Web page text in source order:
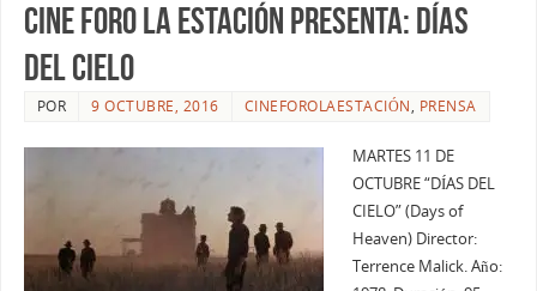
CINE FORO LA ESTACIÓN PRESENTA: DÍAS
DEL CIELO
POR 9 OCTUBRE, 2016 CINEFOROLAESTACIÓN, PRENSA
MARTES 11 DE
OCTUBRE “DÍAS DEL
CIELO” (Days of
Heaven) Director:
Terrence Malick. Año: